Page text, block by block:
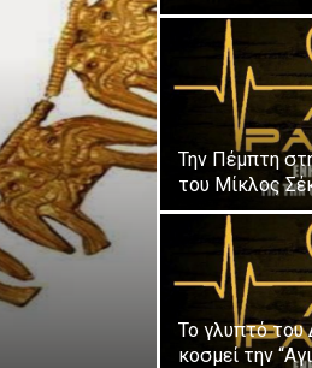
Την Πέμπτη
του Μίκλος
Το γλυπτό του
κοσμεί την